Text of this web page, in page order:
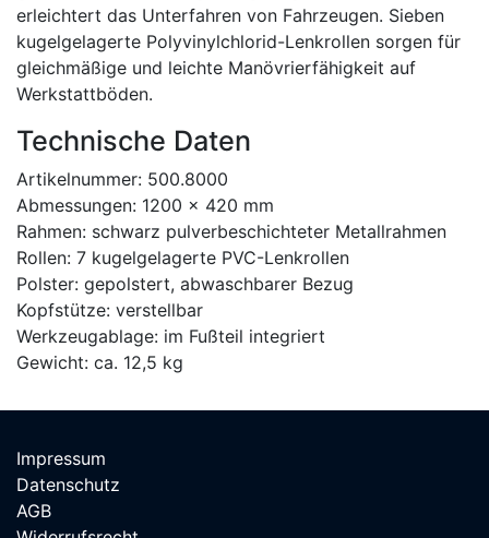
erleichtert das Unterfahren von Fahrzeugen. Sieben
kugelgelagerte Polyvinylchlorid-Lenkrollen sorgen für
gleichmäßige und leichte Manövrierfähigkeit auf
Werkstattböden.
Technische Daten
Artikelnummer: 500.8000
Abmessungen: 1200 x 420 mm
Rahmen: schwarz pulverbeschichteter Metallrahmen
Rollen: 7 kugelgelagerte PVC-Lenkrollen
Polster: gepolstert, abwaschbarer Bezug
Kopfstütze: verstellbar
Werkzeugablage: im Fußteil integriert
Gewicht: ca. 12,5 kg
Impressum
Datenschutz
AGB